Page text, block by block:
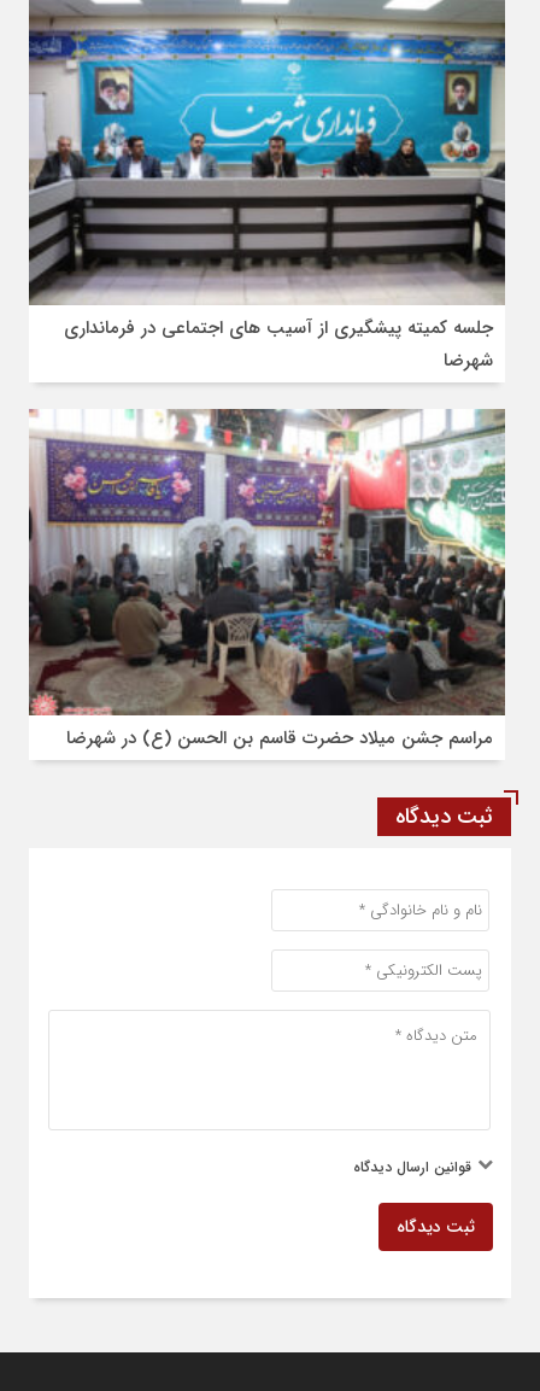
جلسه کمیته پیشگیری از آسیب های اجتماعی در فرمانداری
شهرضا
مراسم جشن میلاد حضرت قاسم بن الحسن (ع) در شهرضا
ثبت دیدگاه
قوانین ارسال دیدگاه
ثبت دیدگاه